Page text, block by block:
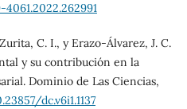
C. I., y Erazo-Álvarez, J. C.
y su contribución en la
Dominio de Las Ciencias,
dc.v6i1.1137